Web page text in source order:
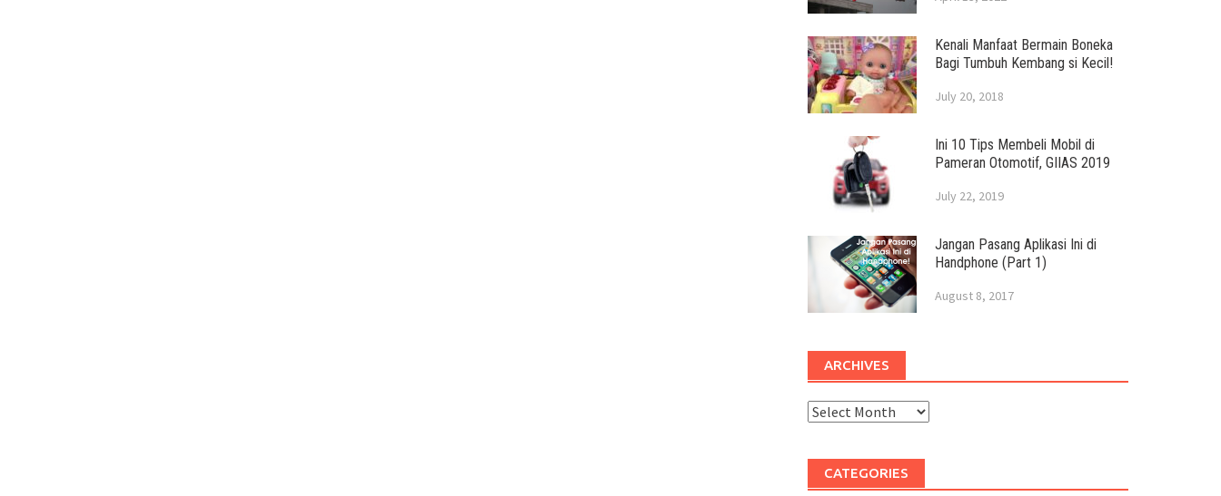
Kenali Manfaat Bermain Boneka
Bagi Tumbuh Kembang si Kecil!
July 20, 2018
Ini 10 Tips Membeli Mobil di
Pameran Otomotif, GIIAS 2019
July 22, 2019
Jangan Pasang Aplikasi Ini di
Handphone (Part 1)
August 8, 2017
ARCHIVES
Archives
CATEGORIES